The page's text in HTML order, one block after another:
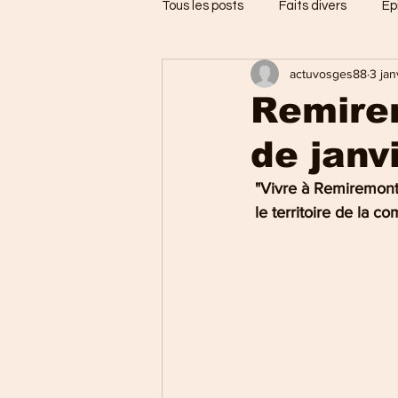
Tous les posts Faits divers
Saint-Nabord
Ballons des Hautes
Thaon-les-Vosges Région
de
actuvosges883
"Vivre à
le territoire de la